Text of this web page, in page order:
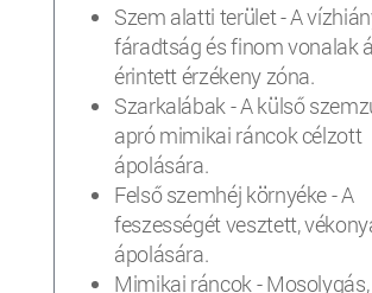
Szem alatti terület - A
fáradtság és finom vonalak
érintett érzékeny zóna.
Szarkalábak - A külső
apró mimikai ráncok célzott
ápolására.
Felső szemhéj környéke - A
feszességét vesztett,
ápolására.
Mimikai ráncok - Mosolygás,